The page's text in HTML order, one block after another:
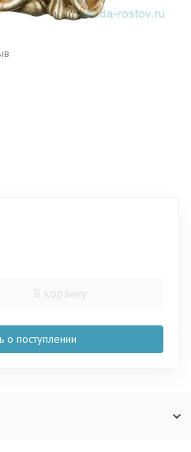
В корзину
о поступлении